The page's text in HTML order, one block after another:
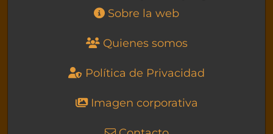
Sobre la web
Quienes somos
Política de Privacidad
Imagen corporativa